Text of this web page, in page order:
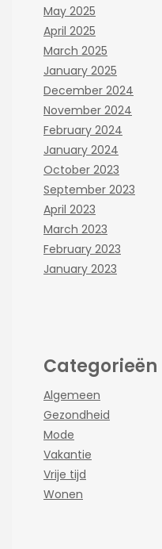
May 2025
April 2025
March 2025
January 2025
December 2024
November 2024
February 2024
January 2024
October 2023
September 2023
April 2023
March 2023
February 2023
January 2023
Categorieën
Algemeen
Gezondheid
Mode
Vakantie
Vrije tijd
Wonen